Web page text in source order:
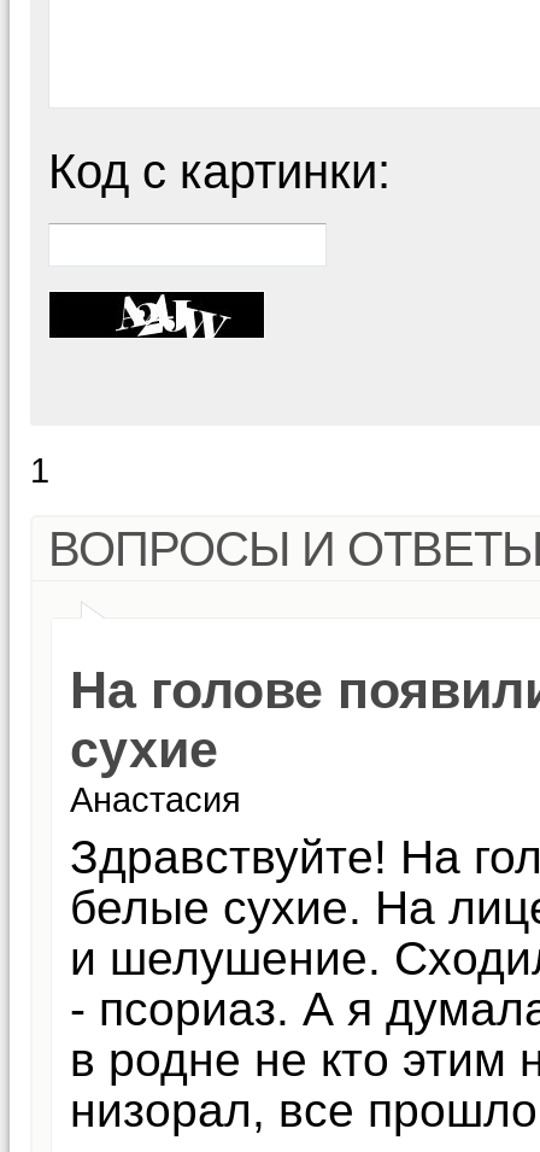
Код с картинки:
1
ВОПРОСЫ И
На голове
сухие
Анастасия
Здравствуйте! На
белые сухие. На
и шелушение.
- псориаз. А я
в родне не кто этим
низорал, все